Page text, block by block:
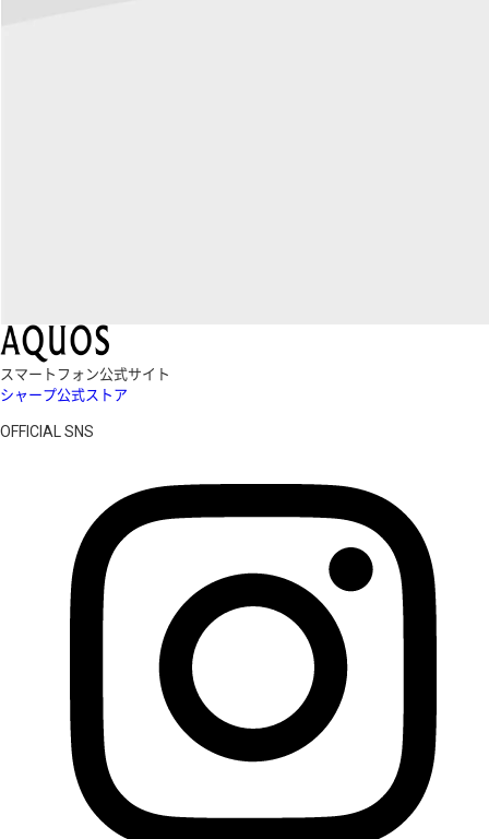
スマートフォン公式サイト
シャープ公式ストア
OFFICIAL SNS